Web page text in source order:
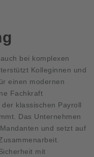
bei komplexen
Kolleginnen und
einen modernen
Fachkraft
klassischen Payroll
Das Unternehmen
und setzt auf
mit